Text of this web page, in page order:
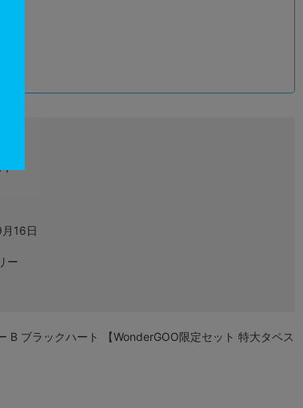
16日
ー
ブラックハート 【WonderGOO限定セット 特大タペス